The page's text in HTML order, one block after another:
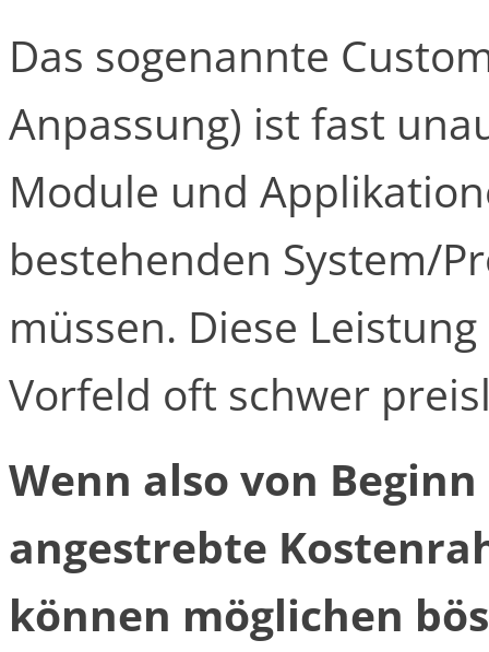
Das sogenannte
Anpassung) ist fast
Module und
bestehenden System/
müssen. Diese
Vorfeld oft schwer
Wenn also von
angestrebte
können möglichen